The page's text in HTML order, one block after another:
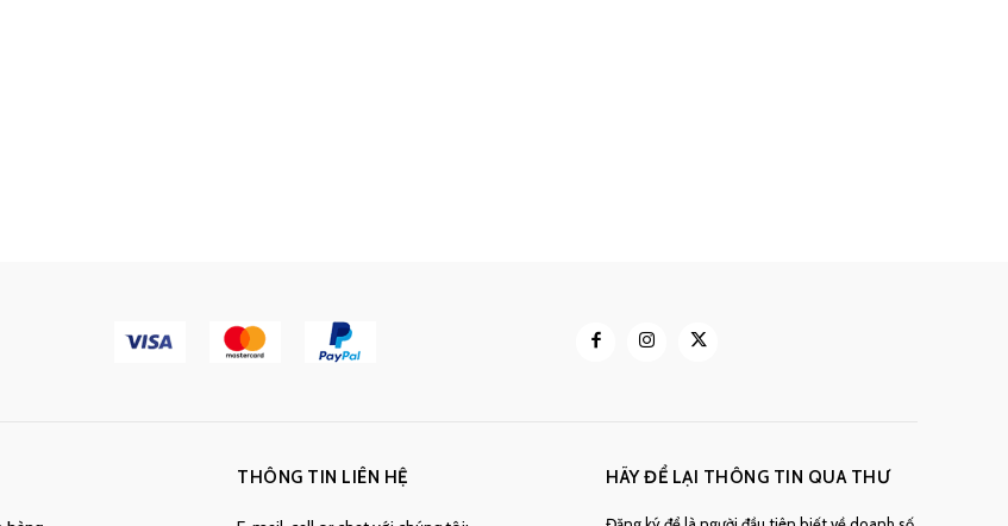
THÔNG TIN LIÊN HỆ HÃY ĐỂ LẠI THÔNG TIN QUA THƯ